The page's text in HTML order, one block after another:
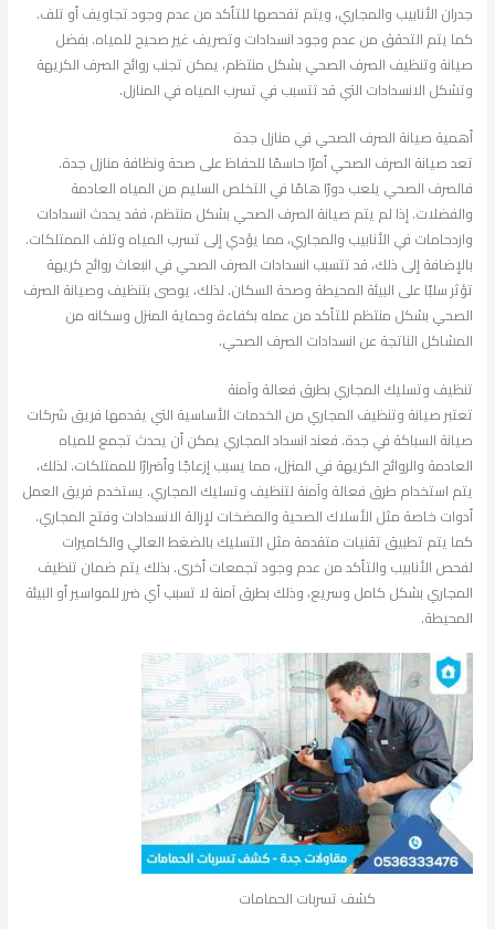
جدران الأنابيب والمجاري، ويتم تفحصها للتأكد من عدم وجود تجاويف أو تلف.
كما يتم التحقق من عدم وجود انسدادات وتصريف غير صحيح للمياه. بفضل
صيانة وتنظيف الصرف الصحي بشكل منتظم، يمكن تجنب روائح الصرف الكريهة
وتشكل الانسدادات التي قد تتسبب في تسرب المياه في المنازل.
أهمية صيانة الصرف الصحي في منازل جدة
تعد صيانة الصرف الصحي أمرًا حاسمًا للحفاظ على صحة ونظافة منازل جدة.
فالصرف الصحي يلعب دورًا هامًا في التخلص السليم من المياه العادمة
والفضلات. إذا لم يتم صيانة الصرف الصحي بشكل منتظم، فقد يحدث انسدادات
وازدحامات في الأنابيب والمجاري، مما يؤدي إلى تسرب المياه وتلف الممتلكات.
بالإضافة إلى ذلك، قد تتسبب انسدادات الصرف الصحي في انبعاث روائح كريهة
تؤثر سلبًا على البيئة المحيطة وصحة السكان. لذلك، يوصى بتنظيف وصيانة الصرف
الصحي بشكل منتظم للتأكد من عمله بكفاءة وحماية المنزل وسكانه من
المشاكل الناتجة عن انسدادات الصرف الصحي.
تنظيف وتسليك المجاري بطرق فعالة وآمنة
تعتبر صيانة وتنظيف المجاري من الخدمات الأساسية التي يقدمها فريق شركات
صيانة السباكة في جدة. فعند انسداد المجاري يمكن أن يحدث تجمع للمياه
العادمة والروائح الكريهة في المنزل، مما يسبب إزعاجًا وأضرارًا للممتلكات. لذلك،
يتم استخدام طرق فعالة وآمنة لتنظيف وتسليك المجاري. يستخدم فريق العمل
أدوات خاصة مثل الأسلاك الصحية والمضخات لإزالة الانسدادات وفتح المجاري.
كما يتم تطبيق تقنيات متقدمة مثل التسليك بالضغط العالي والكاميرات
لفحص الأنابيب والتأكد من عدم وجود تجمعات أخرى. بذلك يتم ضمان تنظيف
المجاري بشكل كامل وسريع، وذلك بطرق آمنة لا تسبب أي ضرر للمواسير أو البيئة
المحيطة.
كشف تسربات الحمامات